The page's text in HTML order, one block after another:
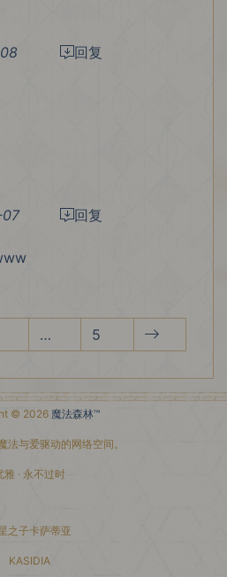
回复
回复
… 5
© 2026 魔法森林™
法与爱驱动的网络空间。
雅 · 永不过时
之子卡萨蒂亚
KASIDIA